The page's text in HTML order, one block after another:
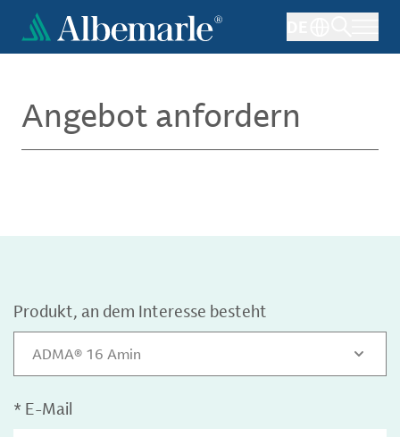
Direkt
zum
Inhalt
Angebot anfordern
Produkt, an dem Interesse besteht
ADMA® 16 Amin
* E-Mail